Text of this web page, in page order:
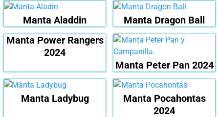
Manta Aladdin
Manta Dragon Ball
Manta Power Rangers
2024
Manta Peter Pan 2024
Manta Ladybug
Manta Pocahontas
2024